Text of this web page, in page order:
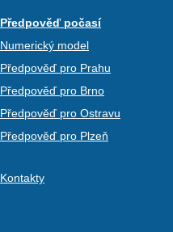
Předpověď počasí
Numerický model
Předpověď pro Prahu
Předpověď pro Brno
Předpověď pro Ostravu
Předpověď pro Plzeň
Kontakty